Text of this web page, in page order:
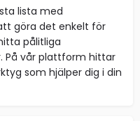
lista med
göra det enkelt för
pålitliga
På vår plattform hittar
som hjälper dig i din